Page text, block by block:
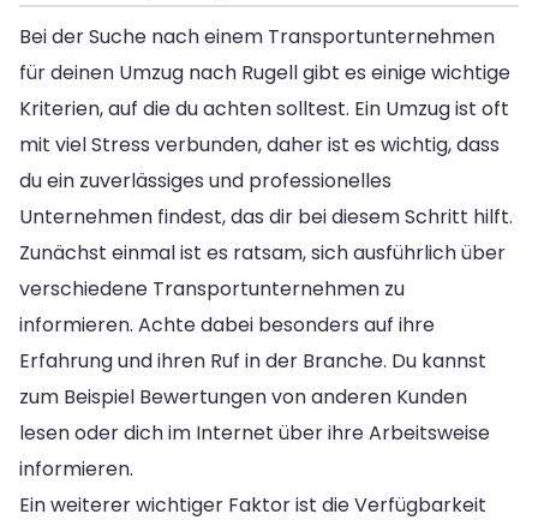
Bei der Suche nach einem Transportunternehmen
für deinen Umzug nach Rugell gibt es einige wichtige
Kriterien, auf die du achten solltest. Ein Umzug ist oft
mit viel Stress verbunden, daher ist es wichtig, dass
du ein zuverlässiges und professionelles
Unternehmen findest, das dir bei diesem Schritt hilft.
Zunächst einmal ist es ratsam, sich ausführlich über
verschiedene Transportunternehmen zu
informieren. Achte dabei besonders auf ihre
Erfahrung und ihren Ruf in der Branche. Du kannst
zum Beispiel Bewertungen von anderen Kunden
lesen oder dich im Internet über ihre Arbeitsweise
informieren.
Ein weiterer wichtiger Faktor ist die Verfügbarkeit